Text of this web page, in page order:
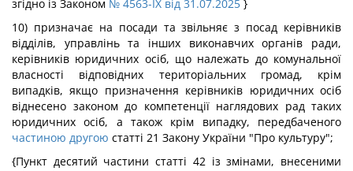
згідно із Законом № 4563-IX від 31.07.2025 }
10) призначає на посади та звільняє з посад керівників
відділів, управлінь та інших виконавчих органів ради,
керівників юридичних осіб, що належать до комунальної
власності відповідних територіальних громад, крім
випадків, якщо призначення керівників юридичних осіб
віднесено законом до компетенції наглядових рад таких
юридичних осіб, а також крім випадку, передбаченого
частиною другою статті 21 Закону України "Про культуру";
{Пункт десятий частини статті 42 із змінами, внесеними